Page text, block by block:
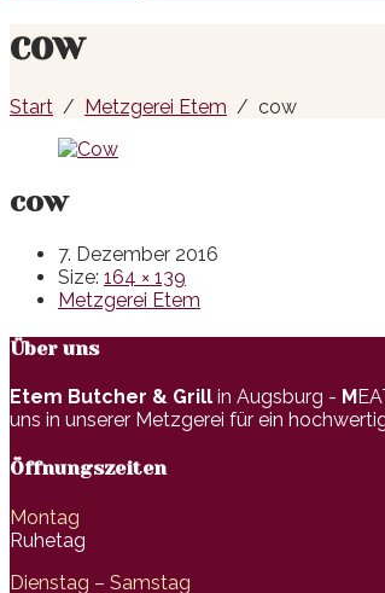
cow
Start Metzgerei Etem cow
cow
7. Dezember 2016
Size: 164 × 139
Metzgerei Etem
Über uns
Etem Butcher & Grill in Augsburg - M
uns in unserer Metzgerei für ein
Öffnungszeiten
Montag
Ruhetag
Dienstag – Samstag